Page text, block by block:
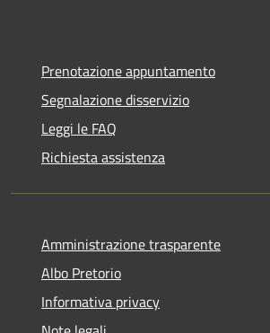
Prenotazione appuntamento
Segnalazione disservizio
Leggi le FAQ
Richiesta assistenza
Amministrazione trasparente
Albo Pretorio
Informativa privacy